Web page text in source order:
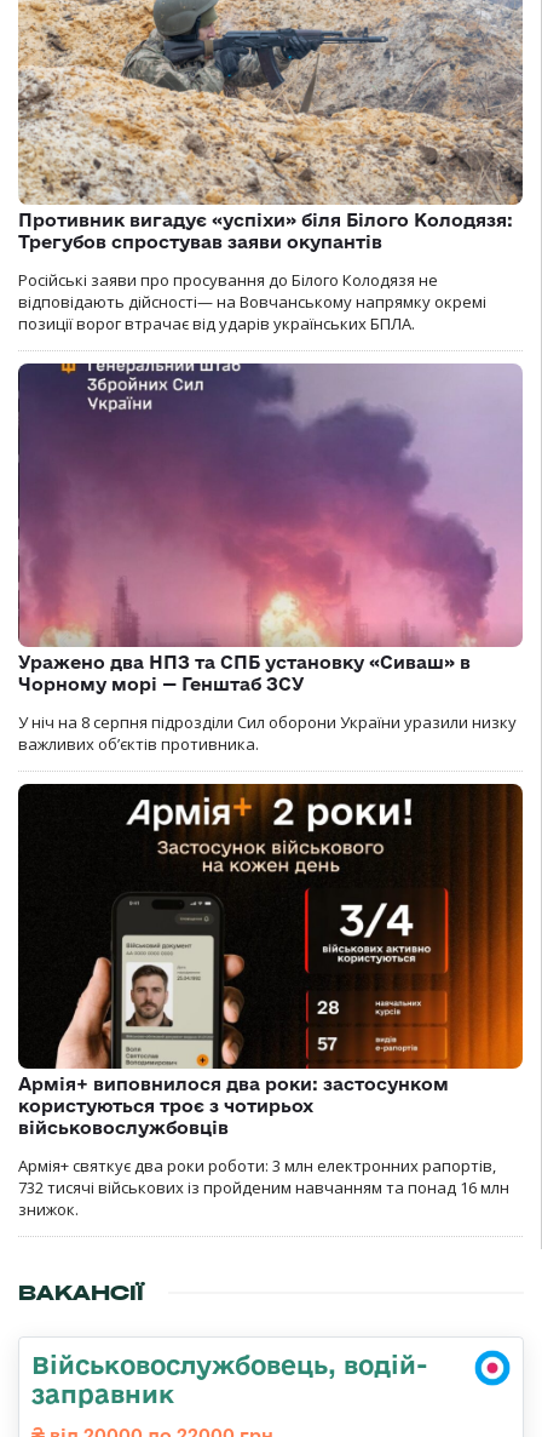
Противник вигадує «успіхи» біля Білого Колодязя:
Трегубов спростував заяви окупантів
Російські заяви про просування до Білого Колодязя не
відповідають дійсності— на Вовчанському напрямку окремі
позиції ворог втрачає від ударів українських БПЛА.
Уражено два НПЗ та СПБ установку «Сиваш» в
Чорному морі — Генштаб ЗСУ
У ніч на 8 серпня підрозділи Сил оборони України уразили низку
важливих об’єктів противника.
Армія+ виповнилося два роки: застосунком
користуються троє з чотирьох
військовослужбовців
Армія+ святкує два роки роботи: 3 млн електронних рапортів,
732 тисячі військових із пройденим навчанням та понад 16 млн
знижок.
ВАКАНСІЇ
Військовослужбовець, водій-
заправник